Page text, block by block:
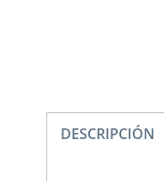
DESCRIPCIÓN